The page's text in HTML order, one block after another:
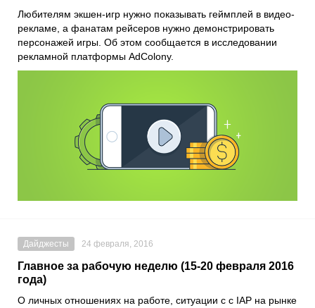
Любителям экшен-игр нужно показывать геймплей в видео-
рекламе, а фанатам рейсеров нужно демонстрировать
персонажей игры. Об этом сообщается в исследовании
рекламной платформы AdColony.
Дайджесты 24 февраля, 2016
Главное за рабочую неделю (15-20 февраля 2016
года)
О личных отношениях на работе, ситуации с с IAP на рынке